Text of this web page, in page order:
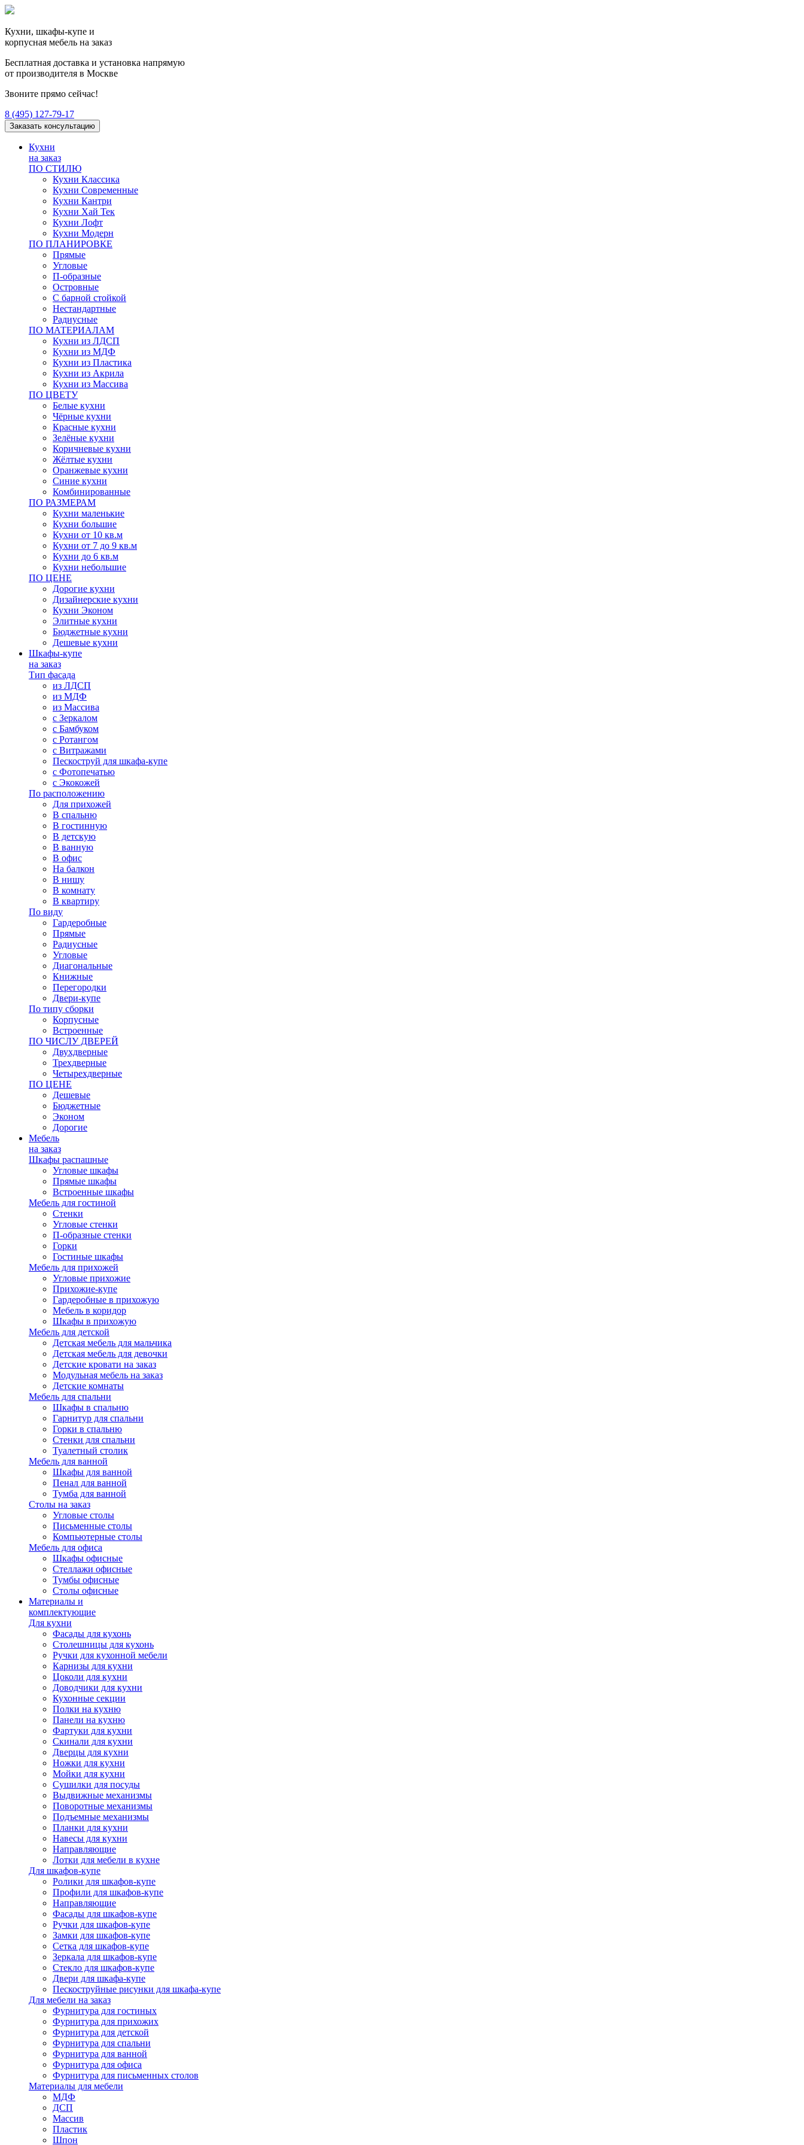
Кухни, шкафы-купе и
корпусная мебель на заказ
Бесплатная доставка и установка напрямую
от производителя в Москве
Звоните прямо сейчас!
8 (495) 127-79-17
Заказать консультацию
Кухни
на заказ
ПО СТИЛЮ
Кухни Классика
Кухни Современные
Кухни Кантри
Кухни Хай Тек
Кухни Лофт
Кухни Модерн
ПО ПЛАНИРОВКЕ
Прямые
Угловые
П-образные
Островные
С барной стойкой
Нестандартные
Радиусные
ПО МАТЕРИАЛАМ
Кухни из ЛДСП
Кухни из МДФ
Кухни из Пластика
Кухни из Акрила
Кухни из Массива
ПО ЦВЕТУ
Белые кухни
Чёрные кухни
Красные кухни
Зелёные кухни
Коричневые кухни
Жёлтые кухни
Оранжевые кухни
Синие кухни
Комбинированные
ПО РАЗМЕРАМ
Кухни маленькие
Кухни большие
Кухни от 10 кв.м
Кухни от 7 до 9 кв.м
Кухни до 6 кв.м
Кухни небольшие
ПО ЦЕНЕ
Дорогие кухни
Дизайнерские кухни
Кухни Эконом
Элитные кухни
Бюджетные кухни
Дешевые кухни
Шкафы-купе
на заказ
Тип фасада
из ЛДСП
из МДФ
из Массива
с Зеркалом
с Бамбуком
с Ротангом
с Витражами
Пескоструй для шкафа-купе
с Фотопечатью
с Экокожей
По расположению
Для прихожей
В спальню
В гостинную
В детскую
В ванную
В офис
На балкон
В нишу
В комнату
В квартиру
По виду
Гардеробные
Прямые
Радиусные
Угловые
Диагональные
Книжные
Перегородки
Двери-купе
По типу сборки
Корпусные
Встроенные
ПО ЧИСЛУ ДВЕРЕЙ
Двухдверные
Трехдверные
Четырехдверные
ПО ЦЕНЕ
Дешевые
Бюджетные
Эконом
Дорогие
Мебель
на заказ
Шкафы распашные
Угловые шкафы
Прямые шкафы
Встроенные шкафы
Мебель для гостиной
Стенки
Угловые стенки
П-образные стенки
Горки
Гостиные шкафы
Мебель для прихожей
Угловые прихожие
Прихожие-купе
Гардеробные в прихожую
Мебель в коридор
Шкафы в прихожую
Мебель для детской
Детская мебель для мальчика
Детская мебель для девочки
Детские кровати на заказ
Модульная мебель на заказ
Детские комнаты
Мебель для спальни
Шкафы в спальню
Гарнитур для спальни
Горки в спальню
Стенки для спальни
Туалетный столик
Мебель для ванной
Шкафы для ванной
Пенал для ванной
Тумба для ванной
Столы на заказ
Угловые столы
Письменные столы
Компьютерные столы
Мебель для офиса
Шкафы офисные
Стеллажи офисные
Тумбы офисные
Столы офисные
Материалы и
комплектующие
Для кухни
Фасады для кухонь
Столешницы для кухонь
Ручки для кухонной мебели
Карнизы для кухни
Цоколи для кухни
Доводчики для кухни
Кухонные секции
Полки на кухню
Панели на кухню
Фартуки для кухни
Скинали для кухни
Дверцы для кухни
Ножки для кухни
Мойки для кухни
Сушилки для посуды
Выдвижные механизмы
Поворотные механизмы
Подъемные механизмы
Планки для кухни
Навесы для кухни
Направляющие
Лотки для мебели в кухне
Для шкафов-купе
Ролики для шкафов-купе
Профили для шкафов-купе
Направляющие
Фасады для шкафов-купе
Ручки для шкафов-купе
Замки для шкафов-купе
Сетка для шкафов-купе
Зеркала для шкафов-купе
Стекло для шкафов-купе
Двери для шкафа-купе
Пескоструйные рисунки для шкафа-купе
Для мебели на заказ
Фурнитура для гостиных
Фурнитура для прихожих
Фурнитура для детской
Фурнитура для спальни
Фурнитура для ванной
Фурнитура для офиса
Фурнитура для письменных столов
Материалы для мебели
МДФ
ДСП
Массив
Пластик
Шпон